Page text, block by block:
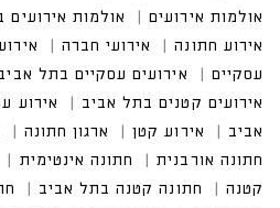
אולמות אירועים
אולמות אירועים
אירוע חתונה
אירועי חברה
עסקיים
אירועים עסקיים בתל
אירועים קטנים בתל אביב
אירוע
אביב
אירוע קטן ארגון חתונה
חתונה אורבנית
חתונה אינטימית
קטנה
חתונה קטנה בתל אביב